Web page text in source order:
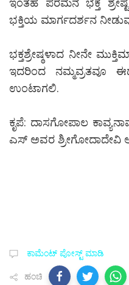
ಭಕ್ತಿಯ ಮಾರ್ಗದರ್ಶನ
ಭಕ್ತಶ್ರೇಷ್ಠಳಾದ ನೀನೇ
ಇದರಿಂದ ನಮ್ಮವ್ರತವೂ
ಉಂಟಾಗಲಿ.
ಕೃಪೆ: ದಾಸಗೋಪಾಲ
ಎಸ್ ಅವರ ಶ್ರೀಗೋದಾದೇವಿ
ಕಾಮೆಂಟ್‌‌ ಪೋಸ್ಟ್‌ ಮಾಡಿ
ಹಂಚಿ